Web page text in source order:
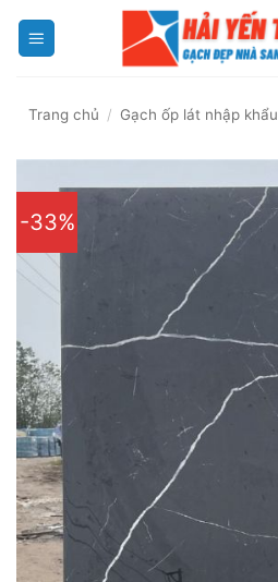
Trang chủ / Gạch ốp lát nhập khẩu
-33%